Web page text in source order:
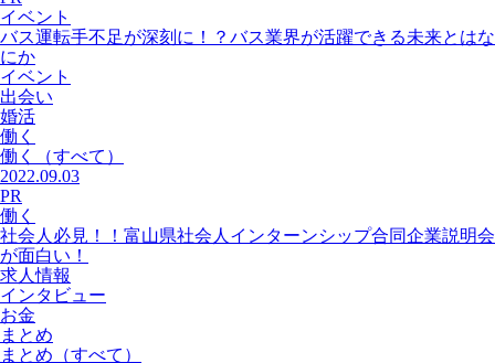
イベント
バス運転手不足が深刻に！？バス業界が活躍できる未来とはな
にか
イベント
出会い
婚活
働く
働く
（すべて）
2022.09.03
PR
働く
社会人必見！！富山県社会人インターンシップ合同企業説明会
が面白い！
求人情報
インタビュー
お金
まとめ
まとめ （すべて）